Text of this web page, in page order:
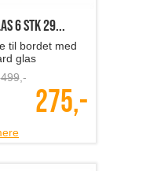
6 stk 29...
til bordet med
glas
499,-
275,-